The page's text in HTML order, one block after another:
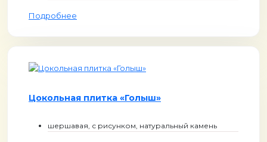
Подробнее
Цокольная плитка «Голыш»
шершавая, с рисунком, натуральный камень